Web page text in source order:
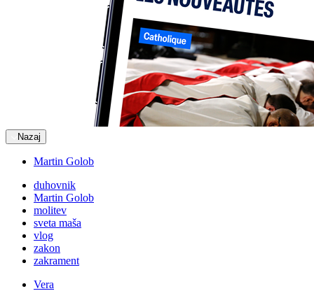
Nazaj
Martin Golob
duhovnik
Martin Golob
molitev
sveta maša
vlog
zakon
zakrament
Vera